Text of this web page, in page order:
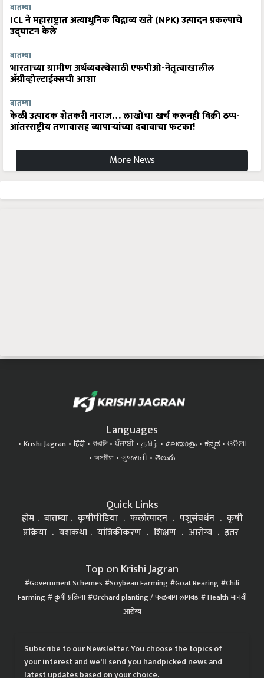
बातम्या
ICL ने महाराष्ट्रात अत्याधुनिक विद्राव्य खते (NPK) उत्पादन प्रकल्पाचे
उद्घाटन केले
बातम्या
भारताच्या ग्रामीण अर्थव्यवस्थेसाठी एफपीओ-नेतृत्वाखालील
अ‍ॅग्रीव्होल्टाईक्सची आशा
बातम्या
केळी उत्पादक शेतकरी नाराज… लाखोंचा खर्च करूनही विक्री ठप्प-
आंतरराष्ट्रीय तणावासह व्यापाऱ्यांच्या दबावाचा फटका!
More News
Languages
Krishi Jagran हिंदी বাঙালি ਪੰਜਾਬੀ தமிழ் മലയാളം ಕನ್ನಡ
ଓଡିଆ
অসমীয়া
ગુજરાતી తెలుగు
Quick Links
होम बातम्या कृषीपीडिया फलोत्पादन पशुसंवर्धन
कृषी
प्रक्रिया
यशकथा यांत्रिकीकरण शिक्षण आरोग्य इतर
Top on Krishi Jagran
Government Schemes Soybean Farming Goat Rearing Chili
Farming कृषी प्रक्रिया Orchard planting / फळबाग लागवड Health मानवी
आरोग्य
Subscribe to our Newsletter. You choose the topics of
your interest and we'll send you handpicked news and
latest updates based on your choice.